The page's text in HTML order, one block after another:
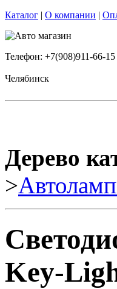
Каталог | О компании |
Телефон: +7(908)911-66-15
Челябинск
Дерево
>
Key-